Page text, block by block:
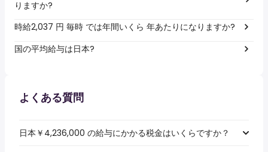
りますか?
時給2,037 円 毎時 では年間いくら 年あたりになりますか?
国の平均給与は日本?
よくある質問
日本￥4,236,000 の給与にかかる税金はいくらですか？